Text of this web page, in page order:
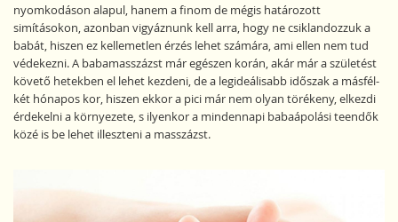
nyomkodáson alapul, hanem a finom de mégis határozott
simításokon, azonban vigyáznunk kell arra, hogy ne csiklandozzuk a
babát, hiszen ez kellemetlen érzés lehet számára, ami ellen nem tud
védekezni. A babamasszázst már egészen korán, akár már a születést
követő hetekben el lehet kezdeni, de a legideálisabb időszak a másfél-
két hónapos kor, hiszen ekkor a pici már nem olyan törékeny, elkezdi
érdekelni a környezete, s ilyenkor a mindennapi babaápolási teendők
közé is be lehet illeszteni a masszázst.